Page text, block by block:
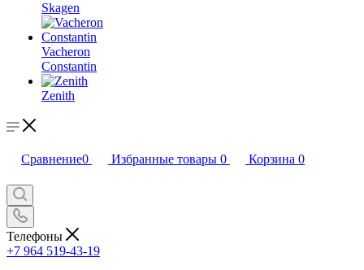
Skagen
Vacheron
Constantin
Zenith
Сравнение0 Избранные товары 0 Корзина 0
Телефоны
+7 964 519-43-19